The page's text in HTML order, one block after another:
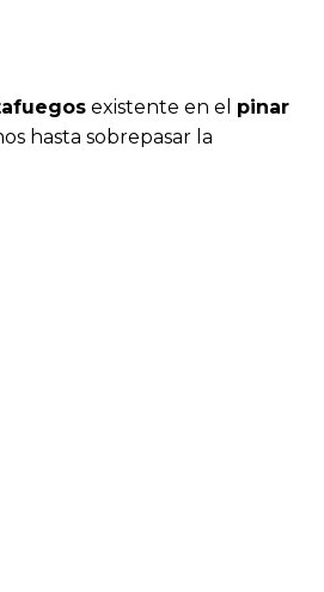
existente en el pinar
hasta sobrepasar la